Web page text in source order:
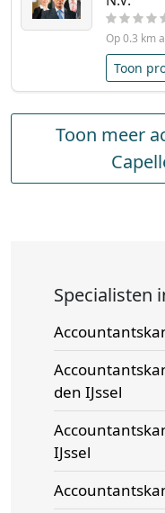
Op 0.3 km
Toon
Toon meer
Specialisten
den IJssel
IJssel